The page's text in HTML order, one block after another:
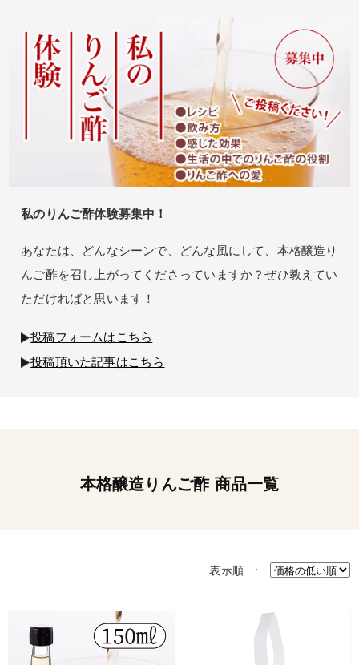
私のりんご酢体験募集中！
あなたは、どんなシーンで、どんな風にして、本格醸造り
んご酢を召し上がってくださっていますか？ぜひ教えてい
ただければと思います！
投稿フォームはこちら
投稿頂いた記事はこちら
本格醸造りんご酢 商品一覧
表示順 :